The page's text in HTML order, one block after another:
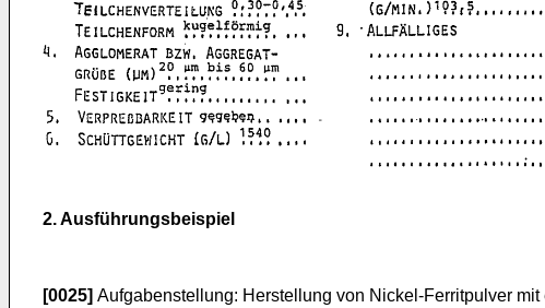
2. Ausführungsbeispiel
[0025] Aufgabenstellung: Herstellung von Nickel-Ferritpulver